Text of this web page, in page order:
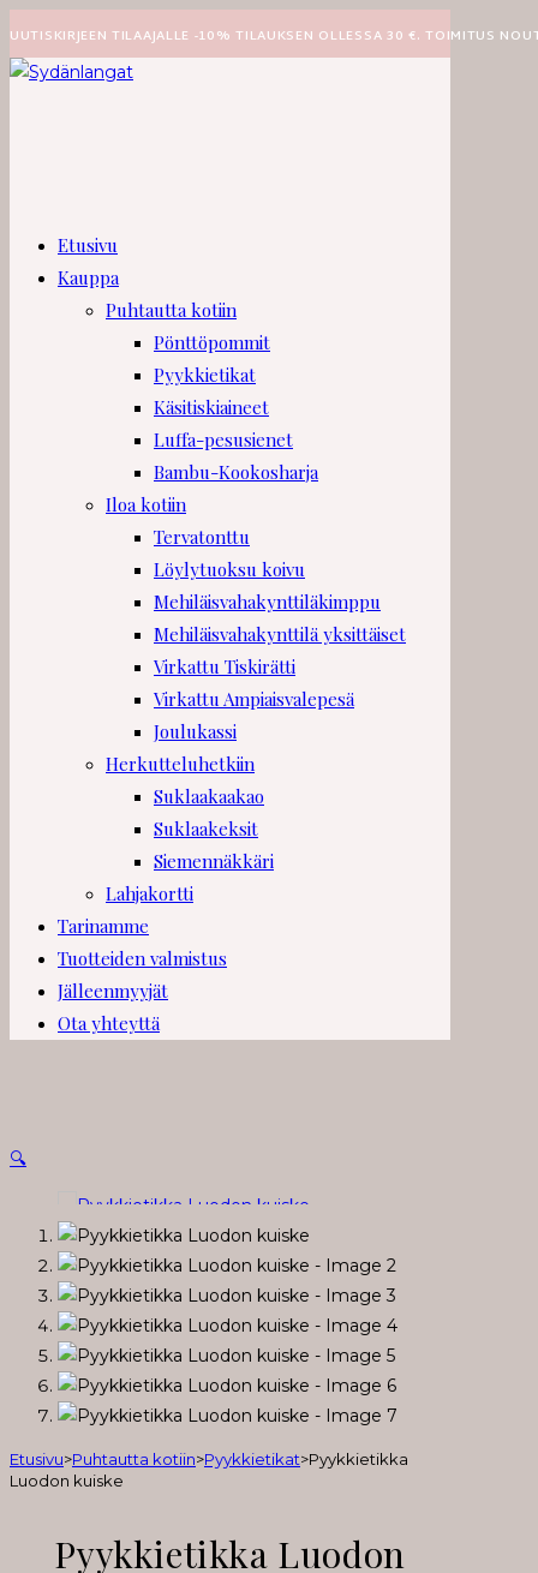
suoraan
sisältöön
UUTISKIRJEEN TILAAJALLE -10% TILAUKSEN OLLESSA 30 €. TOIMITUS
Etusivu
Kauppa
Puhtautta kotiin
Pönttöpommit
Pyykkietikat
Käsitiskiaineet
Luffa-pesusienet
Bambu-Kookosharja
Iloa kotiin
Tervatonttu
Löylytuoksu koivu
Mehiläisvahakynttiläkimppu
Mehiläisvahakynttilä yksittäiset
Virkattu Tiskirätti
Virkattu Ampiaisvalepesä
Joulukassi
Herkutteluhetkiin
Suklaakaakao
Suklaakeksit
Siemennäkkäri
Lahjakortti
Tarinamme
Tuotteiden valmistus
Jälleenmyyjät
Ota yhteyttä
🔍
Etusivu>Puhtautta kotiin>Pyykkietikat>Pyykkietikka
Luodon kuiske
Pyykkietikka Luodon